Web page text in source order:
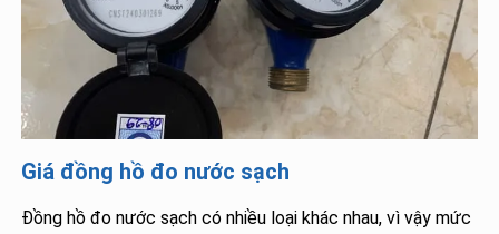
Giá đồng hồ đo nước sạch
Đồng hồ đo nước sạch có nhiều loại khác nhau, vì vậy mức